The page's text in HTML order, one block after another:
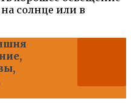
солнце или в